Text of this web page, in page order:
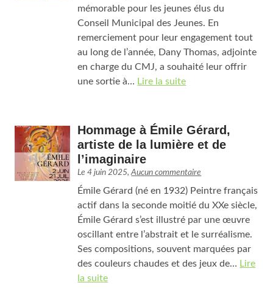
mémorable pour les jeunes élus du
Conseil Municipal des Jeunes. En
remerciement pour leur engagement tout
au long de l’année, Dany Thomas, adjointe
en charge du CMJ, a souhaité leur offrir
une sortie à… Lire la suite
Hommage à Émile Gérard,
artiste de la lumière et de
l’imaginaire
Le4 juin 2025,Aucun commentaire
Émile Gérard (né en 1932) Peintre français
actif dans la seconde moitié du XXe siècle,
Émile Gérard s’est illustré par une œuvre
oscillant entre l’abstrait et le surréalisme.
Ses compositions, souvent marquées par
des couleurs chaudes et des jeux de… Lire
la suite